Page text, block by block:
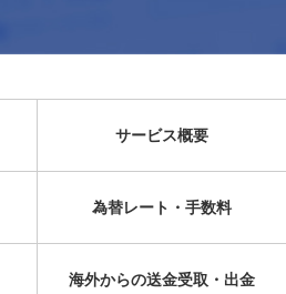
サービス概要
為替レート・手数料
海外からの送金受取・出金